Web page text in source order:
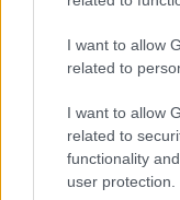
I want to allow
related to
I want to allow
related to
functionality
user protection.
vivo: